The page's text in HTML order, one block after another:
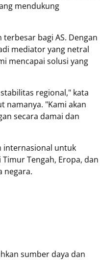
mendukung
bagi AS. Dengan
mediator yang netral
mencapai solusi yang
regional," kata
namanya. "Kami akan
secara damai dan
internasional untuk
Tengah, Eropa, dan
negara.
sumber daya dan